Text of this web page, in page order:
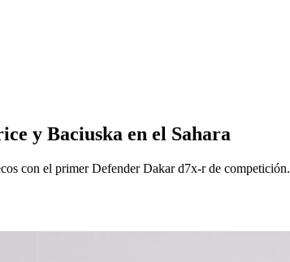
y Baciuska en el Sahara
con el primer Defender Dakar d7x-r de competición.